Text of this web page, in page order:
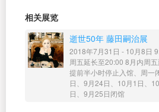
相关展览
逝世50年 藤田嗣治展
2018年7月31日 - 10月8日
周五延长至20:00 8月内周
提前半小时停止入馆、周一
日、9月24日、10月1日、
日、9月25日闭馆